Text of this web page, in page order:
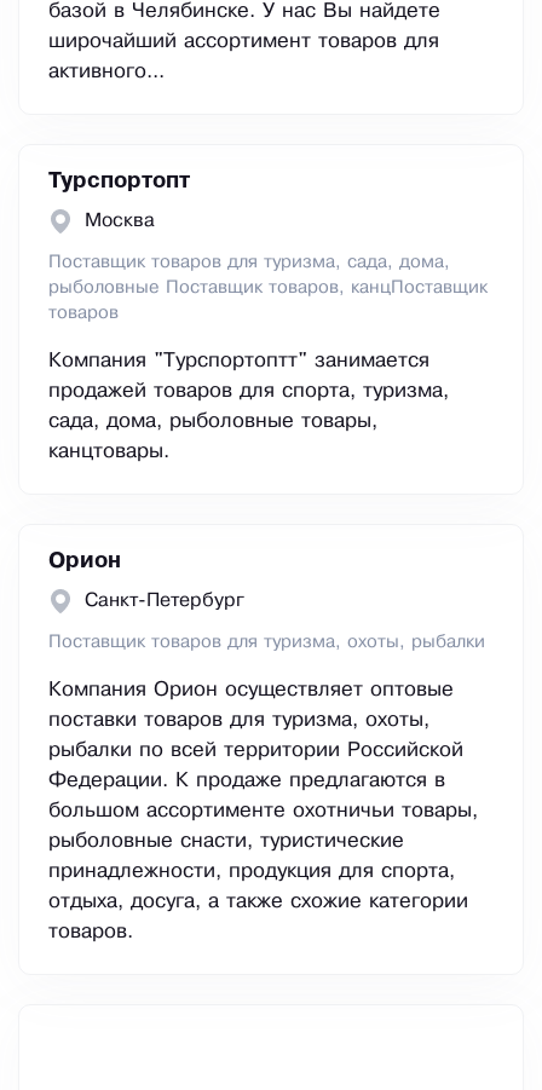
базой в Челябинске. У нас Вы найдете
широчайший ассортимент товаров для
активного...
Турспортопт
Москва
Поставщик товаров для туризма, сада, дома,
рыболовные Поставщик товаров, канцПоставщик
товаров
Компания "Турспортоптт" занимается
продажей товаров для спорта, туризма,
сада, дома, рыболовные товары,
канцтовары.
Орион
Санкт-Петербург
Поставщик товаров для туризма, охоты, рыбалки
Компания Орион осуществляет оптовые
поставки товаров для туризма, охоты,
рыбалки по всей территории Российской
Федерации. К продаже предлагаются в
большом ассортименте охотничьи товары,
рыболовные снасти, туристические
принадлежности, продукция для спорта,
отдыха, досуга, а также схожие категории
товаров.